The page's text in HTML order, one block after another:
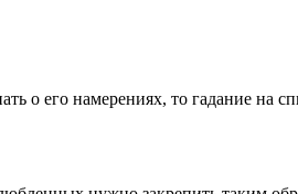
о его намерениях, то гадание на